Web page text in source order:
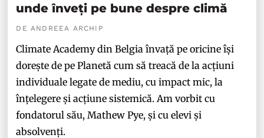
unde înveți pe bune despre climă
DE ANDREEA ARCHIP
Climate Academy din Belgia învață pe oricine își
dorește de pe Planetă cum să treacă de la acțiuni
individuale legate de mediu, cu impact mic, la
înțelegere și acțiune sistemică. Am vorbit cu
fondatorul său, Mathew Pye, și cu elevi și
absolvenți.